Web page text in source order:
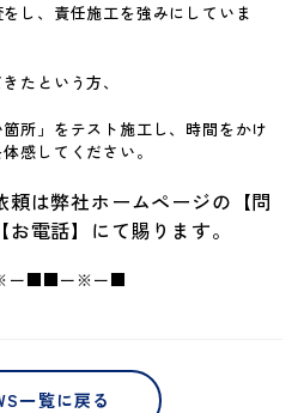
し、責任施工を強みにしていま
たという方、
所」をテスト施工し、時間をかけ
感してください。
頼は弊社ホームページの【問
お電話】にて賜ります。
■■ー※ー■
一覧に戻る